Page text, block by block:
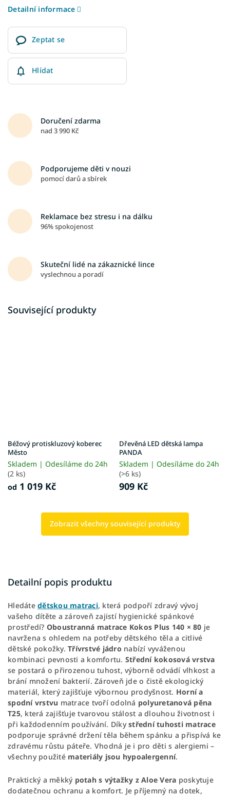
Detailní informace
Zeptat se
Hlídat
Doručení zdarma
nad 3 990 Kč
Podporujeme děti v nouzi
pomocí darů a sbírek
Reklamace bez stresu i na dálku
96% spokojenost
Skuteční lidé na zákaznické lince
vyslechnou a poradí
Související produkty
Béžový protiskluzový koberec
Město
Skladem | Odesíláme do 24h
(2 ks)
od 1 019 Kč
Dřevěná LED dětská lampa
PANDA
Skladem | Odesíláme do 24h
(>6 ks)
909 Kč
Zobrazit všechny související produkty
Detailní popis produktu
Hledáte dětskou matraci, která podpoří zdravý vývoj
vašeho dítěte a zároveň zajistí hygienické spánkové
prostředí? Oboustranná matrace Kokos Plus 140 × 80 je
navržena s ohledem na potřeby dětského těla a citlivé
dětské pokožky. Třívrstvé jádro nabízí vyváženou
kombinaci pevnosti a komfortu. Střední kokosová vrstva
se postará o přirozenou tuhost, výborně odvádí vlhkost a
brání množení bakterií. Zároveň jde o čistě ekologický
materiál, který zajišťuje výbornou prodyšnost. Horní a
spodní vrstvu matrace tvoří odolná polyuretanová pěna
T25, která zajišťuje tvarovou stálost a dlouhou životnost i
při každodenním používání. Díkystřední tuhosti matrace
podporuje správné držení těla během spánku a přispívá ke
zdravému růstu páteře. Vhodná je i pro děti s alergiemi –
všechny použité materiály jsou hypoalergenní.
Praktický a měkký potah s výtažky z Aloe Vera poskytuje
dodatečnou ochranu a komfort. Je příjemný na dotek,